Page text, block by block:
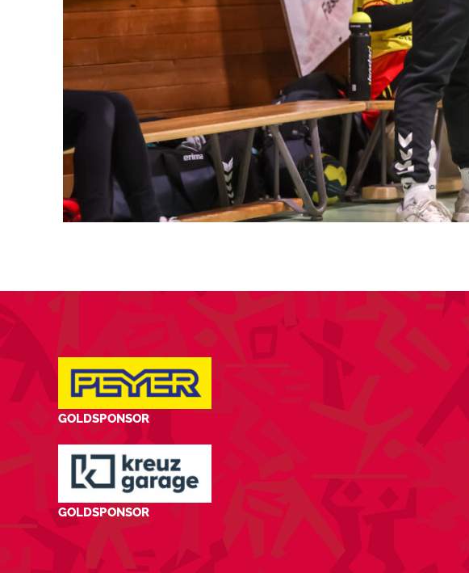
GOLDSPONSOR
GOLDSPONSOR